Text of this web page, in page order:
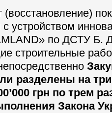
устройством
по ДСТУ Б.
строительные
разделены на три
грн по трем
Закона